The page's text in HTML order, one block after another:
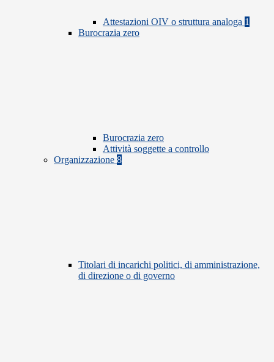
Attestazioni OIV o struttura analoga 1
Burocrazia zero
Burocrazia zero
Attività soggette a controllo
Organizzazione 8
Titolari di incarichi politici, di amministrazione,
di direzione o di governo